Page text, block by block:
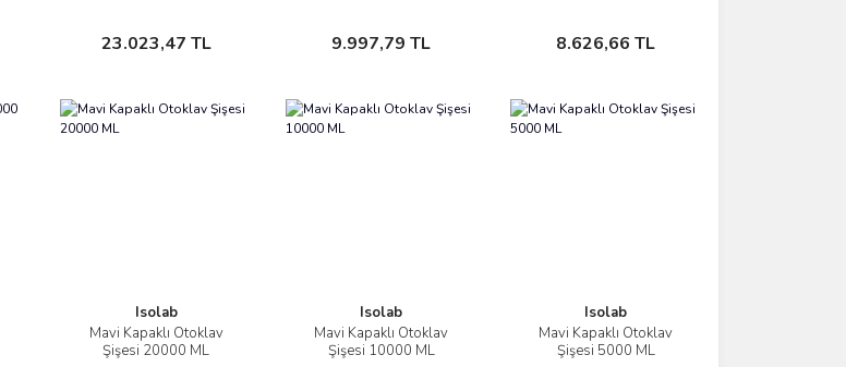
23.023,47 TL
Sepete Ekle 9.997,79 TL
Sepete Ekle 8.626,66 TL
Sepete Ekle
Isolab
Mavi Kapaklı Otoklav
Şişesi 20000 ML
İncele
Isolab
Mavi Kapaklı Otoklav
Şişesi 10000 ML
İncele
Isolab
Mavi Kapaklı Otoklav
Şişesi 5000 ML
İncele